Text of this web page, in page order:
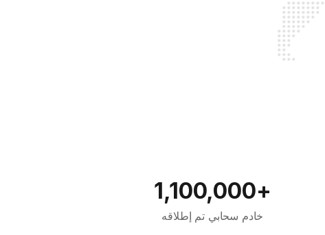
+1,100,000
خادم سحابي تم إطلاقه